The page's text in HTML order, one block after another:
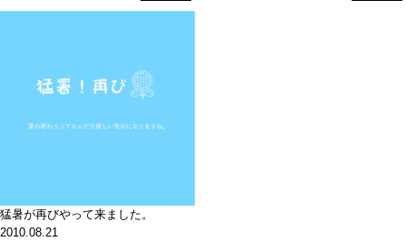
猛暑が再びやって来ました。
2010.08.21